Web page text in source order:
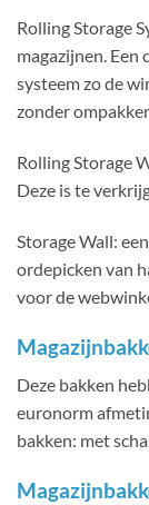
Rolling Storage
magazijnen. Een
systeem zo de
zonder
Rolling Storage
Deze is te
Storage Wall:
ordepicken van
voor de
Deze bakken
euronorm
bakken: met